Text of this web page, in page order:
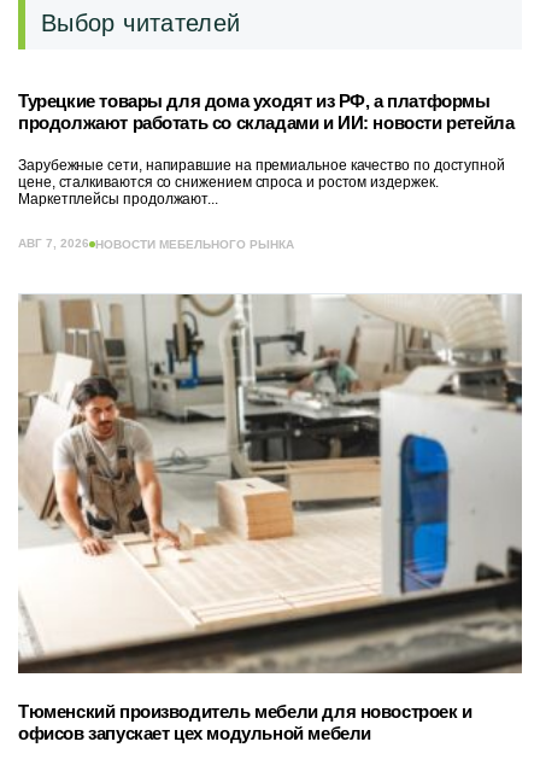
Выбор читателей
Турецкие товары для дома уходят из РФ, а платформы
продолжают работать со складами и ИИ: новости ретейла
Зарубежные сети, напиравшие на премиальное качество по доступной
цене, сталкиваются со снижением спроса и ростом издержек.
Маркетплейсы продолжают...
АВГ 7, 2026 НОВОСТИ МЕБЕЛЬНОГО РЫНКА
Тюменский производитель мебели для новостроек и
офисов запускает цех модульной мебели